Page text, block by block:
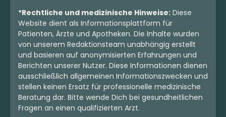
*Rechtliche und medizinische Hinweise: Diese
Website dient als Informationsplattform für
Patienten, Ärzte und Apotheken. Die Inhalte wurden
von unserem Redaktionsteam unabhängig erstellt
und basieren auf anonymisierten Erfahrungen und
Berichten unserer Nutzer. Diese Informationen dienen
ausschließlich allgemeinen Informationszwecken und
stellen keinen Ersatz für professionelle medizinische
Beratung dar. Bitte wende Dich bei gesundheitlichen
Fragen an einen qualifizierten Arzt.